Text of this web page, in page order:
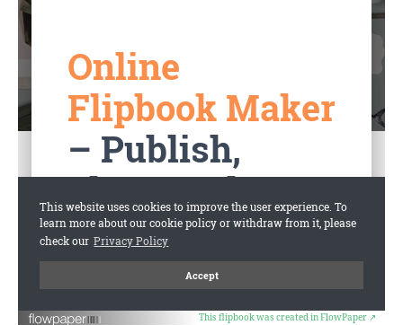
This flipbook was created in FlowPaper ↗